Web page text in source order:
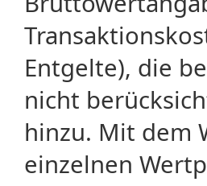
Entgelte), die
nicht
hinzu. Mit dem
einzelnen